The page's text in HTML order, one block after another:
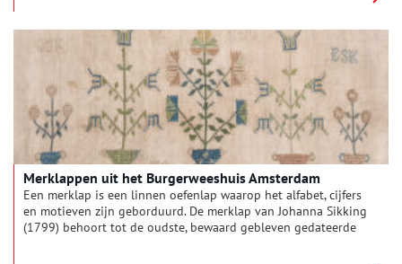
Merklappen uit het Burgerweeshuis Amsterdam
Een merklap is een linnen oefenlap waarop het alfabet, cijfers
en motieven zijn geborduurd. De merklap van Johanna Sikking
(1799) behoort tot de oudste, bewaard gebleven gedateerde